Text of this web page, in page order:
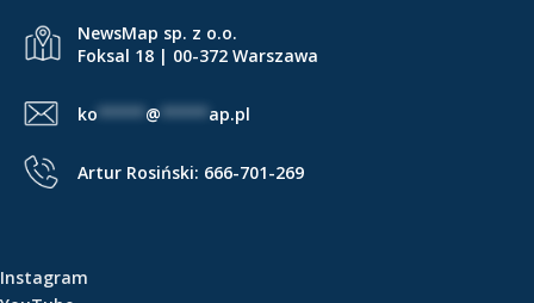
NewsMap sp. z o.o.
Foksal 18 | 00-372 Warszawa
ko ***** @ ***** ap.pl
Artur Rosiński: 666-701-269
Instagram